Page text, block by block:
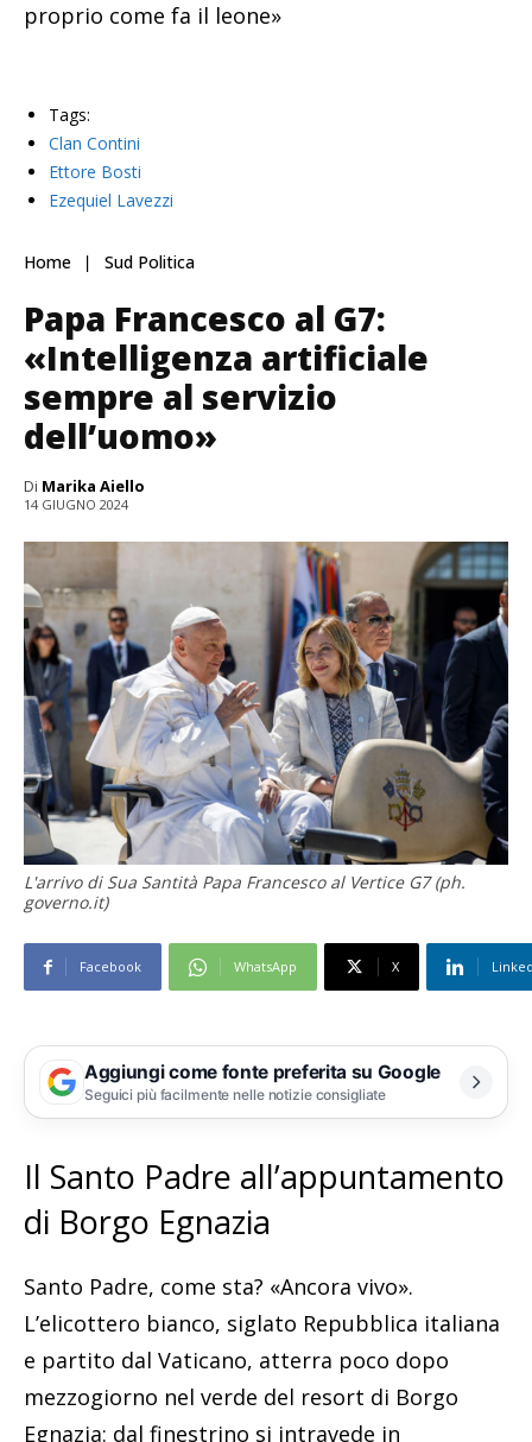
proprio come fa il leone»
Tags:
Clan Contini
Ettore Bosti
Ezequiel Lavezzi
Home Sud Politica
Papa Francesco al G7:
«Intelligenza artificiale
sempre al servizio
dell’uomo»
Di Marika Aiello
14 GIUGNO 2024
L'arrivo di Sua Santità Papa Francesco al Vertice G7 (ph.
governo.it)
Facebook WhatsApp X
Aggiungi come fonte preferita su Google
Seguici più facilmente nelle notizie consigliate
Il Santo Padre all’appuntamento
di Borgo Egnazia
Santo Padre, come sta? «Ancora vivo».
L’elicottero bianco, siglato Repubblica italiana
e partito dal Vaticano, atterra poco dopo
mezzogiorno nel verde del resort di Borgo
Egnazia: dal finestrino si intravede in